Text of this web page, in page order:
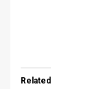
Related